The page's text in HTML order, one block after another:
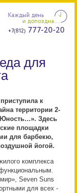
Каждый день
и допоздна...
+7(812) 777-20-20
для
к
территории 2-
Здесь
площадки
для барбекю,
йогой.
комплекса
Seven Suns
для всех -